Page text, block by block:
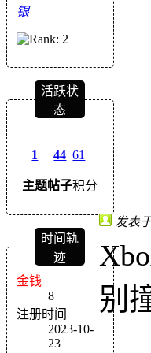
银
活跃状
态
1
主题
44
帖子
61
积分
时间轨
迹
金钱
8
注册时间
2023-10-
23
发表
别